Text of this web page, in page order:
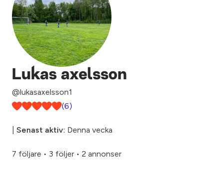
Lukas axelsson
@lukasaxelsson1
(6)
Senast aktiv: Denna vecka
7 följare • 3 följer • 2 annonser